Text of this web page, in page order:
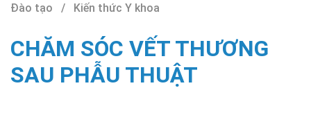
Đào tạo / Kiến thức Y khoa
CHĂM SÓC VẾT THƯƠNG
SAU PHẪU THUẬT